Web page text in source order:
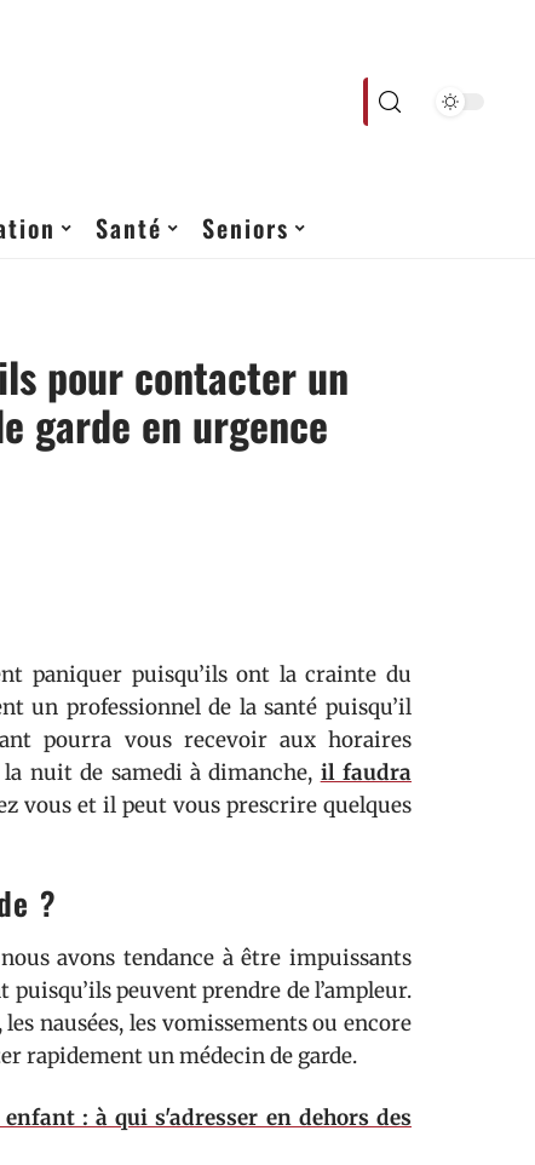
Santé Seniors
pour contacter un
garde en urgence
paniquer puisqu’ils ont la crainte du
un professionnel de la santé puisqu’il
pourra vous recevoir aux horaires
nuit de samedi à dimanche, il faudra
vous et il peut vous prescrire quelques
?
avons tendance à être impuissants
peuvent prendre de l’ampleur.
nausées, les vomissements ou encore
rapidement un médecin de garde.
: à qui s'adresser en dehors des